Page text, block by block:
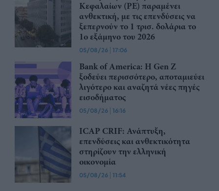
Κεφαλαίων (PE) παραμένει
ανθεκτική, με τις επενδύσεις να
ξεπερνούν το 1 τρισ. δολάρια το
1ο εξάμηνο του 2026
05/08/26 | 17:06
Bank of America: Η Gen Z
ξoδεύει περισσότερο, αποταμιεύει
λιγότερο και αναζητά νέες πηγές
εισοδήματος
05/08/26 | 16:16
ICAP CRIF: Ανάπτυξη,
επενδύσεις και ανθεκτικότητα
στηρίζουν την ελληνική
οικονομία
05/08/26 | 11:54